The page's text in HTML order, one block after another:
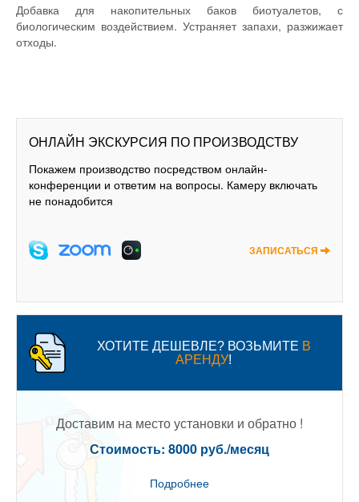
Добавка для накопительных баков биотуалетов, с
биологическим воздействием. Устраняет запахи, разжижает
отходы.
ОНЛАЙН ЭКСКУРСИЯ ПО ПРОИЗВОДСТВУ
Покажем производство посредством онлайн-
конференции и ответим на вопросы. Камеру включать
не понадобится
ЗАПИСАТЬСЯ
ХОТИТЕ ДЕШЕВЛЕ? ВОЗЬМИТЕ В
АРЕНДУ!
Доставим на место установки и обратно !
Стоимость: 8000 руб./месяц
Подробнее